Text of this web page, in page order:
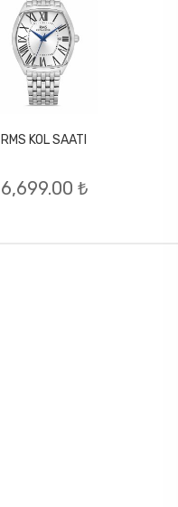
RMS KOL SAATI
6,699.00 ₺